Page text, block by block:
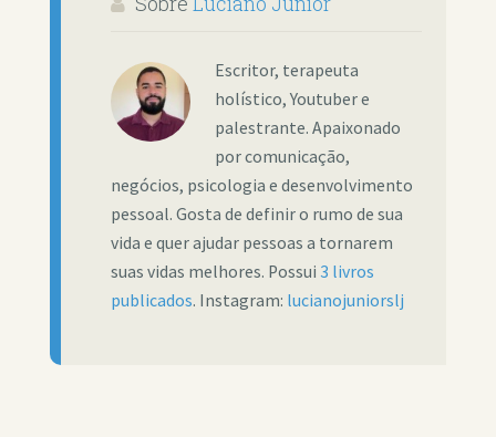
Escritor, terapeuta
holístico, Youtuber e
palestrante. Apaixonado
por comunicação,
negócios, psicologia e desenvolvimento
pessoal. Gosta de definir o rumo de sua
vida e quer ajudar pessoas a tornarem
suas vidas melhores. Possui 3 livros
publicados. Instagram: lucianojuniorslj